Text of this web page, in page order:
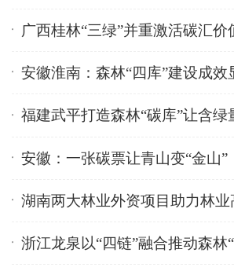
广西桂林“三绿”并重激活碳汇价
安徽淮南：森林“四库”建设成效
福建武平打造森林“碳库”让含绿
安徽：一张碳票让青山变“金山”
湖南两大林业外资项目助力林业
浙江龙泉以“四链”融合推动森林